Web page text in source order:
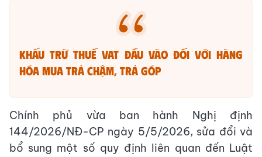
Khấu trừ thuế VAT đầu vào đối với hàng
hóa mua trả chậm, trả góp
Chính phủ vừa ban hành Nghị định
144/2026/NĐ-CP ngày 5/5/2026, sửa đổi và
bổ sung một số quy định liên quan đến Luật